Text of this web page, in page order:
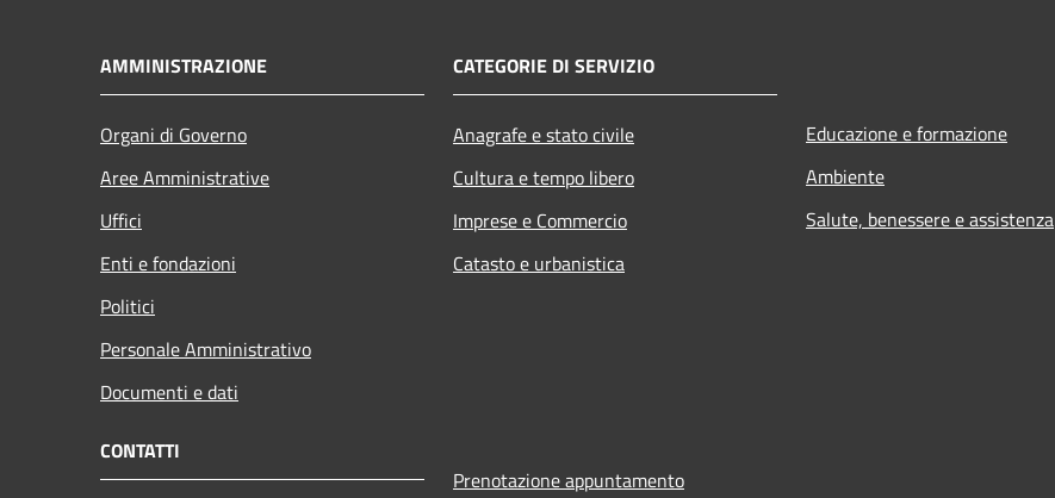
AMMINISTRAZIONE
Organi di Governo
Aree Amministrative
Uffici
Enti e fondazioni
Politici
Personale Amministrativo
Documenti e dati
CATEGORIE DI SERVIZIO
Anagrafe e stato civile
Cultura e tempo libero
Imprese e Commercio
Catasto e urbanistica
Educazione e formazione
Ambiente
Salute, benessere e assistenza
CONTATTI
Prenotazione appuntamento